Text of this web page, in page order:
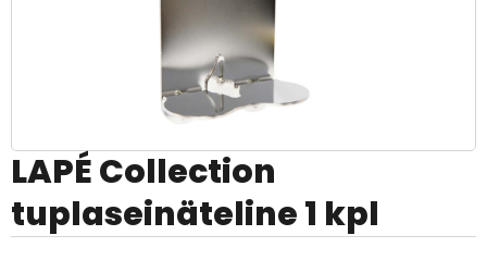
LAPÉ Collection
tuplaseinäteline 1 kpl